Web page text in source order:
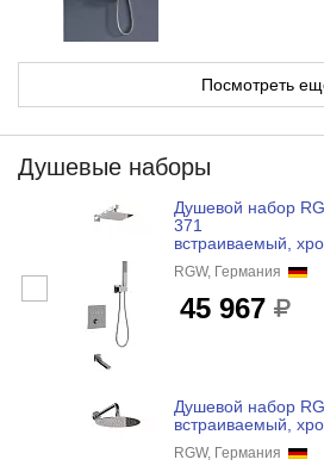
Посмотреть
Душевые наборы
Душевой набор
371
встраиваемый,
RGW, Германия
45 967
Душевой набор
встраиваемый,
RGW, Германия